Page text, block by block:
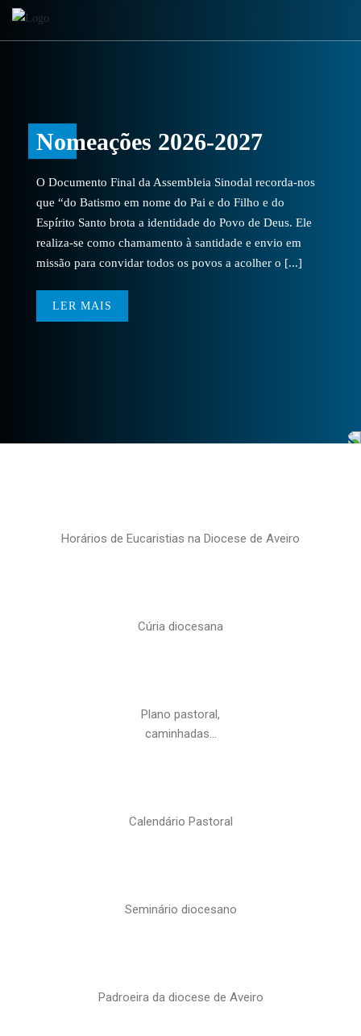
Nomeações 2026-2027
O Documento Final da Assembleia Sinodal recorda-nos
que “do Batismo em nome do Pai e do Filho e do
Espírito Santo brota a identidade do Povo de Deus. Ele
realiza-se como chamamento à santidade e envio em
missão para convidar todos os povos a acolher o [...]
LER MAIS
Horários de Eucaristias na Diocese de Aveiro
Cúria diocesana
Plano pastoral,
caminhadas…
Calendário Pastoral
Seminário diocesano
Padroeira da diocese de Aveiro